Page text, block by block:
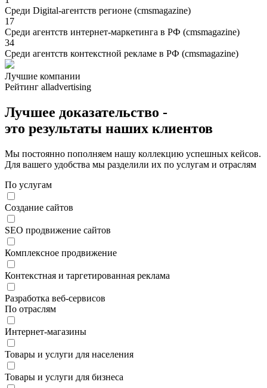
Среди Digital-агентств регионе (cmsmagazine)
17
Среди агентств интернет-маркетинга в РФ (cmsmagazine)
34
Среди агентств контекстной рекламе в РФ (cmsmagazine)
Лучшие компании
Рейтинг alladvertising
Лучшее доказательство -
это результаты наших клиентов
Мы постоянно пополняем нашу коллекцию успешных кейсов.
Для вашего удобства мы разделили их по услугам и отраслям
По услугам
Создание сайтов
SEO продвижение сайтов
Комплексное продвижение
Контекстная и таргетированная реклама
Разработка веб-сервисов
По отраслям
Интернет-магазины
Товары и услуги для населения
Товары и услуги для бизнеса